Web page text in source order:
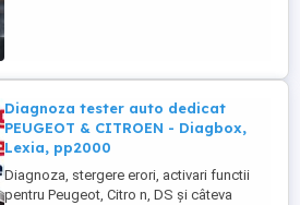
Diagnoza tester auto dedicat
PEUGEOT & CITROEN - Diagbox,
Lexia, pp2000
Diagnoza, stergere erori, activari functii
pentru Peugeot, Citro n, DS și câteva